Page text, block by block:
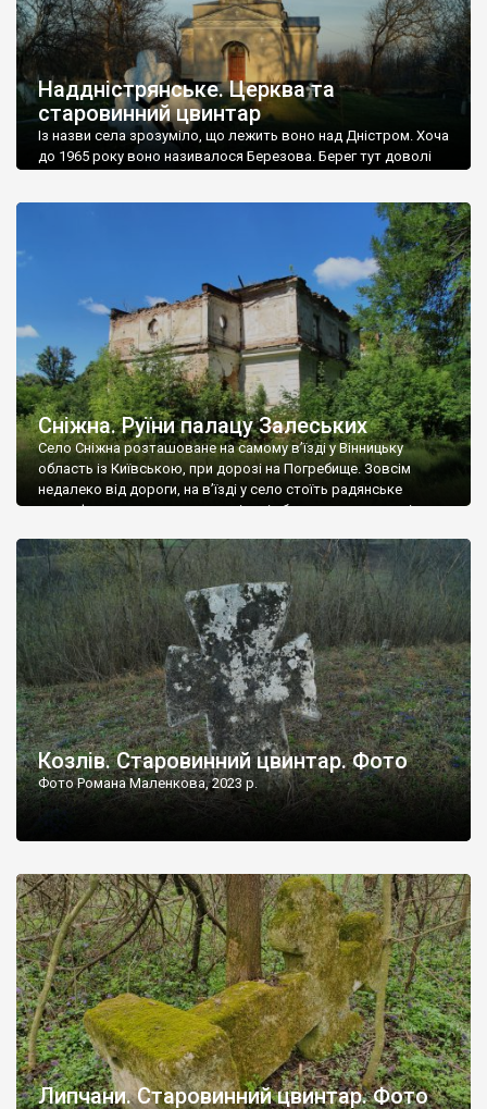
Наддністрянське. Церква та
старовинний цвинтар
Із назви села зрозуміло, що лежить воно над Дністром. Хоча
до 1965 року воно називалося Березова. Берег тут доволі
Наддністрянське відрізняється від більшості навколишніх
сіл. У селі є мурована Михайлівська церква. Точної дати […]
Сніжна. Руїни палацу Залеських
Село Сніжна розташоване на самому в’їзді у Вінницьку
область із Київською, при дорозі на Погребище. Зовсім
недалеко від дороги, на в’їзді у село стоїть радянське
рельєфне пано, яке показує жінку і яблуню, а трохи далі, десь
не видно, але видно дві стареньких колії у траві – […]
Козлів. Старовинний цвинтар. Фото
Фото Романа Маленкова, 2023 р.
Липчани. Старовинний цвинтар. Фото